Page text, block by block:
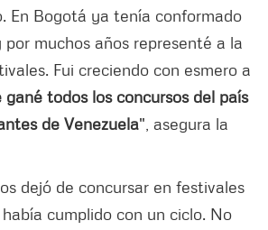
En Bogotá ya tenía conformado
por muchos años representé a la
Fui creciendo con esmero a
gané todos los concursos del país
de Venezuela", asegura la
dejó de concursar en festivales
cumplido con un ciclo. No